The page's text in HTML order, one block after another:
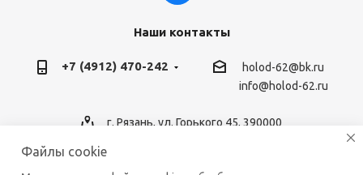
Наши контакты
+7 (4912) 470-242
holod-62@bk.ru
info@holod-62.ru
г. Рязань, ул. Горького 45, 390000
Файлы cookie